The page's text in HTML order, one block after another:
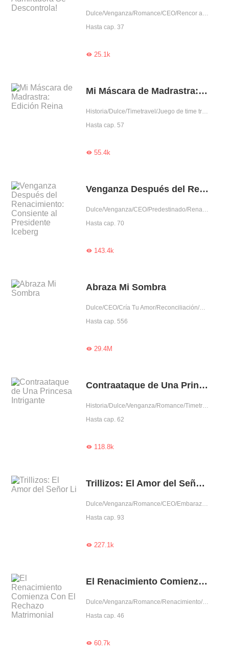
Dulce/Venganza/Romance/CEO/Rencor adinerado/Aventura de una noche
Hasta cap. 37
25.1k
Mi Máscara de Madrastra: Edición Reina
Historia/Dulce/Timetravel/Juego de time travel/Transformación magnífica
Hasta cap. 57
55.4k
Venganza Después del Renacimiento: Consiente al Presidente Iceberg
Dulce/Venganza/CEO/Predestinado/Renacimiento/Traición
Hasta cap. 70
143.4k
Abraza Mi Sombra
Dulce/CEO/Cría Tu Amor/Reconciliación/Escapada del matrimonio/Amor tras matrimonio/Traición/Rencor adinerado/Encuentro inesperado/Arrogante/Intrigante/Obediente/Bondadosa/Mafia/Rico
Hasta cap. 556
29.4M
Contraataque de Una Princesa Intrigante
Historia/Dulce/Venganza/Romance/Timetravel
Hasta cap. 62
118.8k
Trillizos: El Amor del Señor Li
Dulce/Venganza/Romance/CEO/Embarazada/Predestinado/Mimo exclusivo/Rencor adinerado
Hasta cap. 93
227.1k
El Renacimiento Comienza Con El Rechazo Matrimonial
Dulce/Venganza/Romance/Renacimiento/Auto superación/Traición
Hasta cap. 46
60.7k